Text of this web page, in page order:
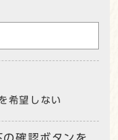
希望しない
確認ボタンを